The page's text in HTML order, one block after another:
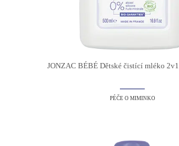
JONZAC BÉBÉ Dětské čistící mléko
PÉČE O MIMINKO